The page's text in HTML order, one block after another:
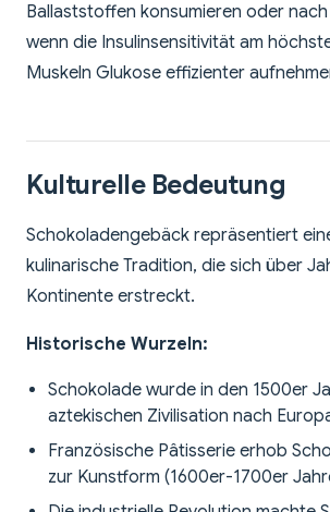
Ballaststoffen konsumieren oder nach
wenn die Insulinsensitivität am
Muskeln Glukose effizienter
Kulturelle Bedeutung
Schokoladengebäck repräsentiert
kulinarische Tradition, die sich über
Kontinente erstreckt.
Historische Wurzeln:
Schokolade wurde in den 1500er
aztekischen Zivilisation nach
Französische Pâtisserie erhob
zur Kunstform (1600er-1700er